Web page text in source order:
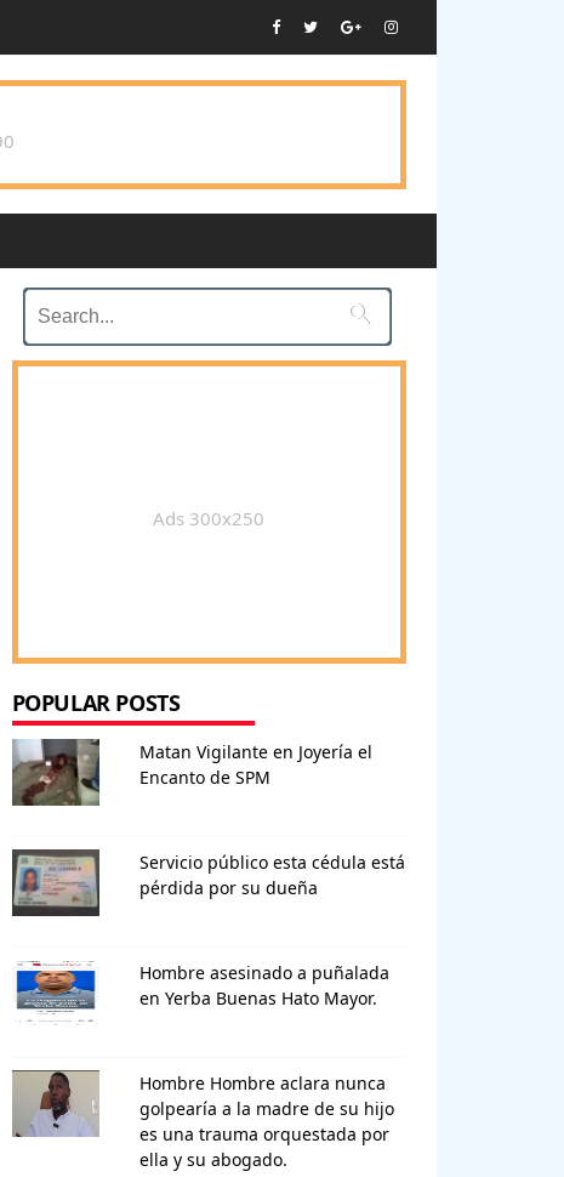

Ads 300x250
POPULAR POSTS
Matan Vigilante en Joyería el
Encanto de SPM
Servicio público esta cédula está
pérdida por su dueña
Hombre asesinado a puñalada
en Yerba Buenas Hato Mayor.
Hombre Hombre aclara nunca
golpearía a la madre de su hijo
es una trauma orquestada por
ella y su abogado.